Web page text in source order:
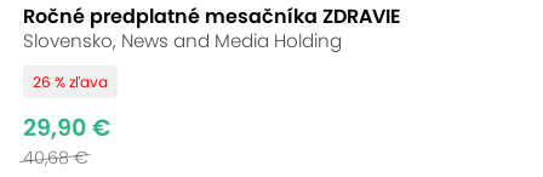
Ročné predplatné mesačníka ZDRAVIE
Slovensko, News and Media Holding
26 % zľava
29,90 €
40,68 €